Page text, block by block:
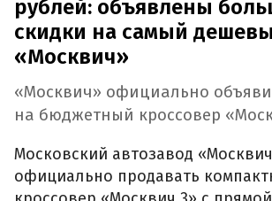
рублей: объявлены
скидки на самый
«Москвич»
«Москвич» официально
на бюджетный кроссовер
Московский автозавод
официально продавать